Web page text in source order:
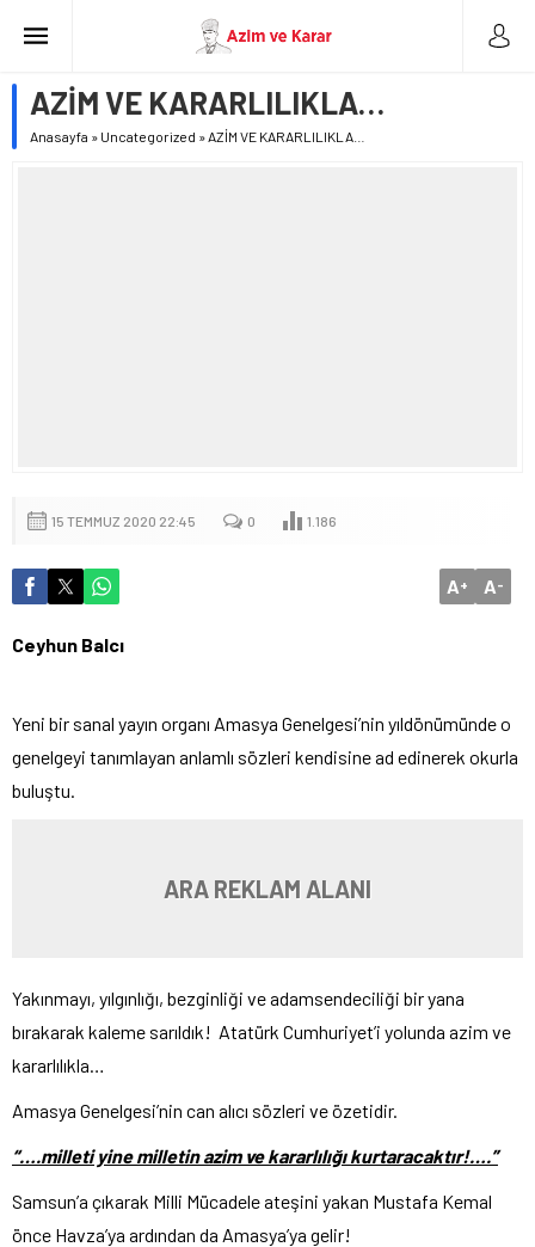
AZİM VE KARARLILIKLA…
Anasayfa » Uncategorized »AZİM VE KARARLILIKLA…
15 TEMMUZ 2020 22:45 0 1.186
A+ A-
Ceyhun Balcı
Yeni bir sanal yayın organı Amasya Genelgesi’nin yıldönümünde o
genelgeyi tanımlayan anlamlı sözleri kendisine ad edinerek okurla
buluştu.
ARA REKLAM ALANI
Yakınmayı, yılgınlığı, bezginliği ve adamsendeciliği bir yana
bırakarak kaleme sarıldık! Atatürk Cumhuriyet’i yolunda azim ve
kararlılıkla…
Amasya Genelgesi’nin can alıcı sözleri ve özetidir.
“….milleti yine milletin azim ve kararlılığı kurtaracaktır!….”
Samsun’a çıkarak Milli Mücadele ateşini yakan Mustafa Kemal
önce Havza’ya ardından da Amasya’ya gelir!